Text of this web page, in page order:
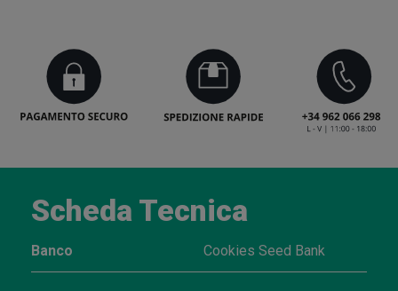
Scheda Tecnica
Banco Cookies Seed Bank